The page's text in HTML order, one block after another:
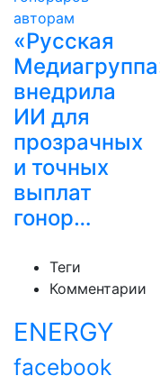
«Русская
внедрила
ИИ для
прозрачных
и точных
выплат
гонор…
Теги
Комментарии
ENERGY
facebook